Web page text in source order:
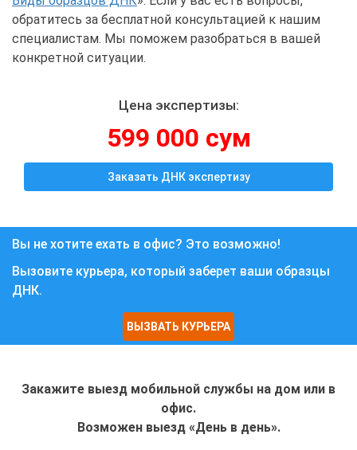
обратитесь за бесплатной консультацией к нашим
специалистам. Мы поможем разобраться в вашей
конкретной ситуации.
Цена экспертизы:
599 000 сум
Заказать ДНК экспертизу
Вы не хотите ехать в офис? Это возможно!
Вызовите курьера, который заберет ваши образцы
ДНК.
ВЫЗВАТЬ КУРЬЕРА
Закажите выезд мобильной службы на дом или в
офис.
Возможен выезд «День в день».